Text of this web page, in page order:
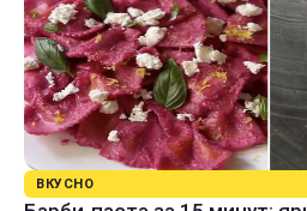
ВКУСНО